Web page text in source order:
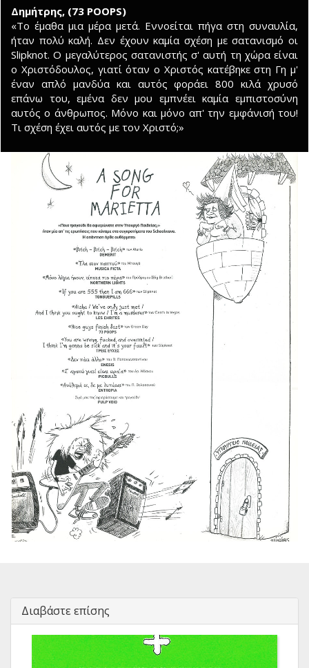
Δημήτρης, (73 POOPS)
«Το έμαθα μια μέρα μετά. Εννοείται πήγα στη συναυλία,
ήταν πολύ καλή. Δεν έχουν καμία σχέση με σατανισμό οι
Slipknot. Ο μεγαλύτερος σατανιστής σ' αυτή τη χώρα είναι
ο Χριστόδουλος, γιατί όταν ο Χριστός κατέβηκε στη Γη μ'
έναν απλό μανδύα και αυτός φοράει 800 κιλά χρυσό
επάνω του, εμένα δεν μου εμπνέει καμία εμπιστοσύνη
αυτός ο άνθρωπος. Μόνο και μόνο απ' την εμφάνισή του!
Τι σχέση έχει αυτός με τον Χριστό;»
Διαβάστε επίσης